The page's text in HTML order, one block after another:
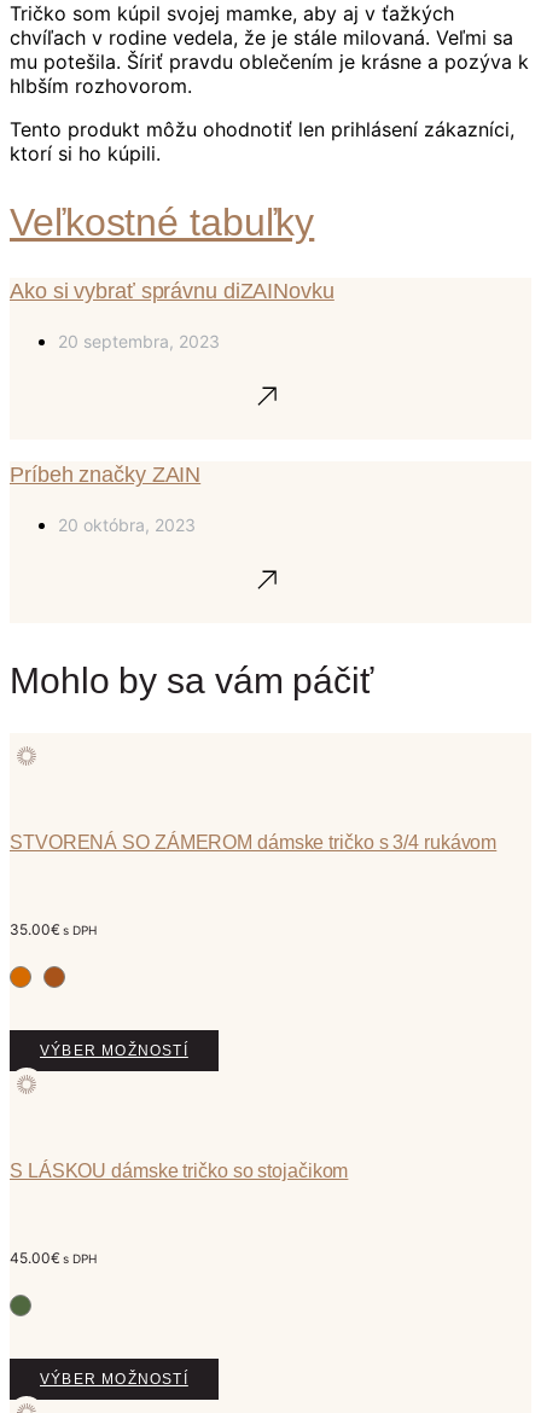
Tričko som kúpil svojej mamke, aby aj v ťažkých
chvíľach v rodine vedela, že je stále milovaná. Veľmi sa
mu potešila. Šíriť pravdu oblečením je krásne a pozýva k
hlbším rozhovorom.
Tento produkt môžu ohodnotiť len prihlásení zákazníci,
ktorí si ho kúpili.
Veľkostné tabuľky
Ako si vybrať správnu diZAINovku
20 septembra, 2023
Príbeh značky ZAIN
20 októbra, 2023
Mohlo by sa vám páčiť
STVORENÁ SO ZÁMEROM dámske tričko s 3/4 rukávom
35.00€ s DPH
VÝBER MOŽNOSTÍ
produkt
Možnosti
S LÁSKOU dámske tričko so stojačikom
45.00€ s DPH
VÝBER MOŽNOSTÍ
produkt